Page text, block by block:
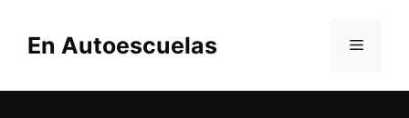
En Autoescuelas MENÚ